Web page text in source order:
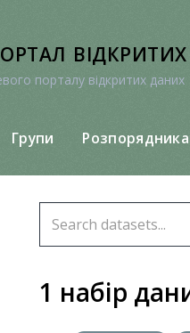
порталу відкритих даних
Групи
1 набір